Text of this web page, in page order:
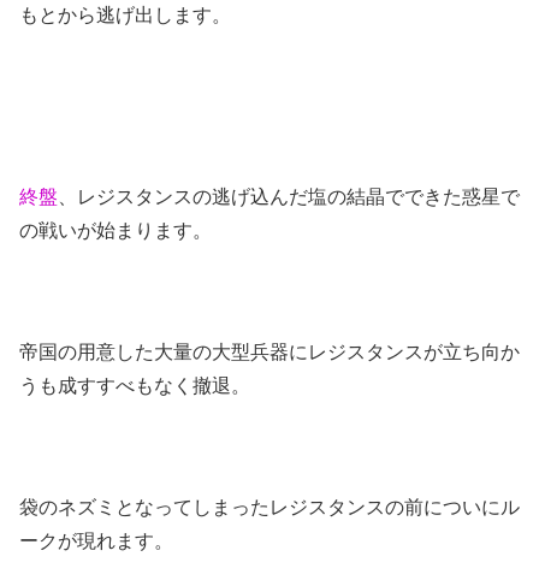
もとから逃げ出します。
終盤 、レジスタンスの逃げ込んだ塩の結晶でできた惑星で
の戦いが始まります。
帝国の用意した大量の大型兵器にレジスタンスが立ち向か
うも成すすべもなく撤退。
袋のネズミとなってしまったレジスタンスの前についにル
ークが現れます。